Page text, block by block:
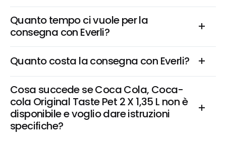
Quanto tempo ci vuole per la
consegna con Everli?
Quanto costa la consegna con Everli?
Cosa succede se Coca Cola, Coca-
cola Original Taste Pet 2 X 1,35 L non è
disponibile e voglio dare istruzioni
specifiche?